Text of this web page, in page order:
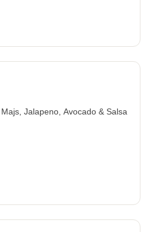
Jalapeno, Avocado & Salsa